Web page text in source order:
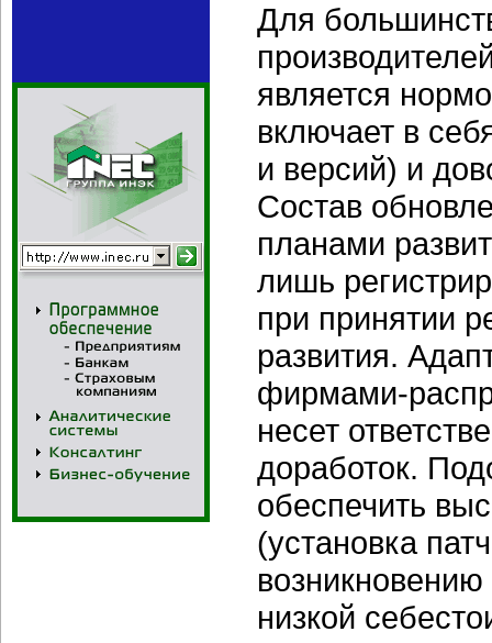
Для
является
включает в
и версий) и
Состав
планами
лишь
при принятии
развития.
фирмами-
несет
доработок.
обеспечить
(установка
низкой